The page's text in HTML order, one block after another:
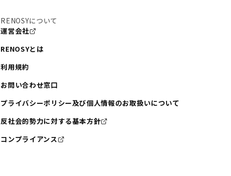
RENOSYについて
運営会社
RENOSYとは
利用規約
お問い合わせ窓口
プライバシーポリシー及び個人情報のお取扱いについて
反社会的勢力に対する基本方針
コンプライアンス